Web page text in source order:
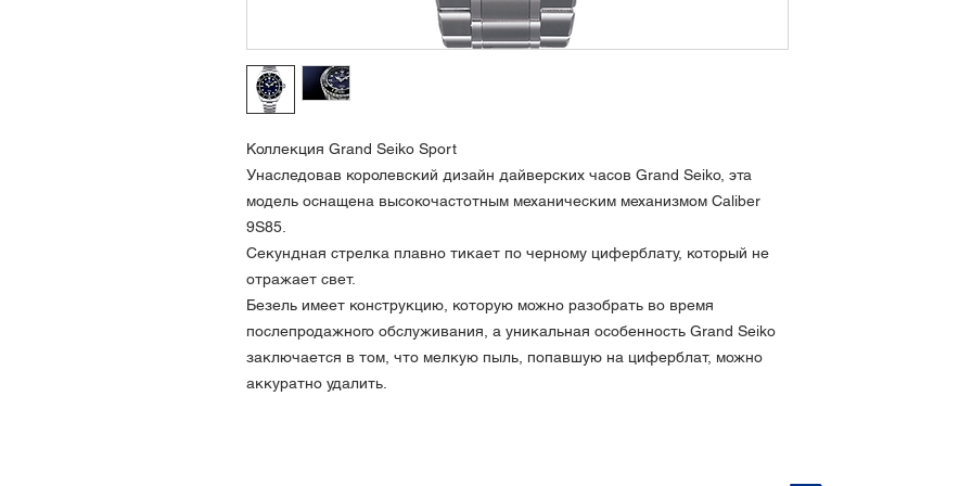
Коллекция Grand Seiko Sport
Унаследовав королевский дизайн дайверских часов Grand Seiko, эта
модель оснащена высокочастотным механическим механизмом Caliber
9S85.
Секундная стрелка плавно тикает по черному циферблату, который не
отражает свет.
Безель имеет конструкцию, которую можно разобрать во время
послепродажного обслуживания, а уникальная особенность Grand Seiko
заключается в том, что мелкую пыль, попавшую на циферблат, можно
аккуратно удалить.